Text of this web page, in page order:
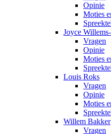
Opinie
Moties
Joyce
Vragen
Opinie
Moties
Louis Roks
Vragen
Opinie
Moties
Willem Bakker
Vragen